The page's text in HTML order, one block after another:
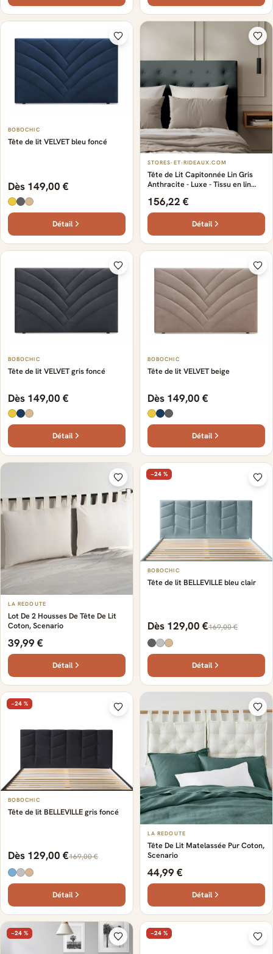
BOBOCHIC
Tête de lit VELVET bleu foncé
Dès 149,00 €
Détail
STORES-ET-RIDEAUX.COM
Tête de Lit Capitonnée Lin Gris
Anthracite - Luxe - Tissu en lin
Capitonnage raffiné - Moderne -
Design élégant et naturel
156,22 €
Détail
BOBOCHIC
Tête de lit VELVET gris foncé
Dès 149,00 €
Détail
BOBOCHIC
Tête de lit VELVET beige
Dès 149,00 €
Détail
LA REDOUTE
Lot De 2 Housses De Tête De Lit
Coton, Scenario
39,99 €
Détail
−24 %
BOBOCHIC
Tête de lit BELLEVILLE bleu clair
Dès 129,00 €169,00 €
Détail
−24 %
BOBOCHIC
Tête de lit BELLEVILLE gris foncé
Dès 129,00 €169,00 €
Détail
LA REDOUTE
Tête De Lit Matelassée Pur Coton,
Scenario
44,99 €
Détail
−24 % −24 %